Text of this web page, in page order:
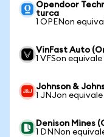
Opendoor
turca
1 OPENon
VinFast Auto
1 VFSon equivale
Johnson &
1 JNJon
Denison Mines
1 DNNon